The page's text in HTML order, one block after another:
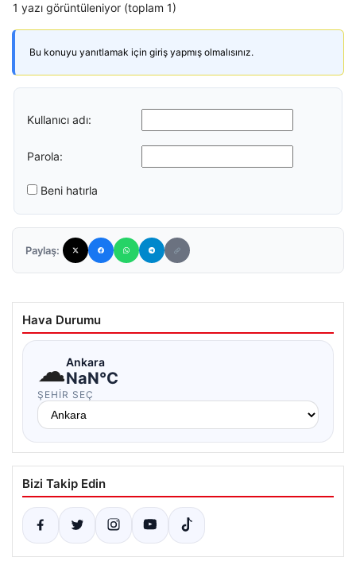
1 yazı görüntüleniyor (toplam 1)
Bu konuyu yanıtlamak için giriş yapmış olmalısınız.
Kullanıcı adı:
Parola:
Beni hatırla
Paylaş:
Hava Durumu
☁Ankara
NaN°C
ŞEHIR SEÇ
Bizi Takip Edin